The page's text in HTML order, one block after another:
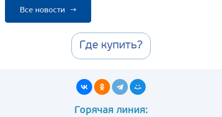
Все новости →
Где купить?
Горячая линия: